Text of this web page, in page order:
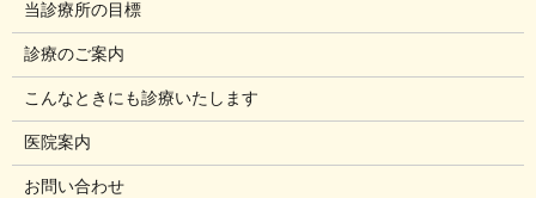
当診療所の目標
診療のご案内
こんなときにも診療いたします
医院案内
お問い合わせ